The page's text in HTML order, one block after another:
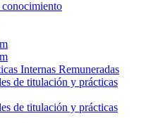
Internas Remuneradas
de titulación y prácticas
de titulación y prácticas